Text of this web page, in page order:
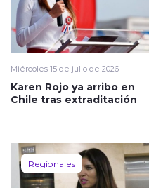
Miércoles 15 de julio de 2026
Karen Rojo ya arribo en
Chile tras extraditación
Regionales